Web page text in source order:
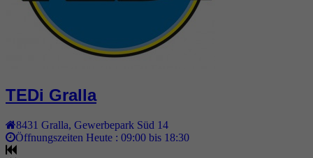
TEDi Gralla
8431 Gralla Gewerbepark Süd 14
Öffnungszeiten Heute : 09:00 bis 18:30